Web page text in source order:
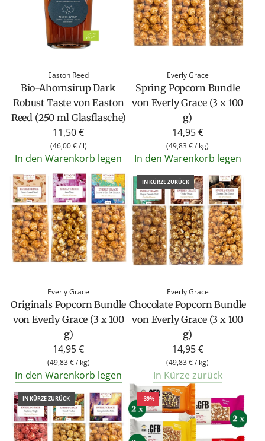
Easton Reed
Bio-Ahornsirup Dark
Robust Taste von Easton
Reed (250 ml Glasflasche)
11,50 €
(46,00 €/ l)
In den Warenkorb legen
Everly Grace
Spring Popcorn Bundle
von Everly Grace (3 x 100
g)
14,95 €
(49,83 €/ kg)
In den Warenkorb legen
Everly Grace
Originals Popcorn Bundle
von Everly Grace (3 x 100
g)
14,95 €
(49,83 €/ kg)
In den Warenkorb legen
IN KÜRZE ZURÜCK
Everly Grace
Chocolate Popcorn Bundle
von Everly Grace (3 x 100
g)
14,95 €
(49,83 €/ kg)
In Kürze zurück
IN KÜRZE ZURÜCK -39%